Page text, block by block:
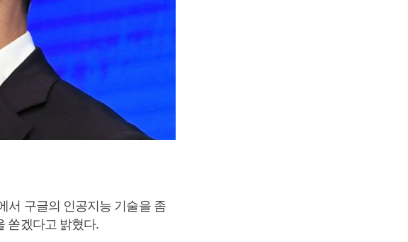
서 구글의 인공지능 기술을 좀
쏟겠다고 밝혔다.